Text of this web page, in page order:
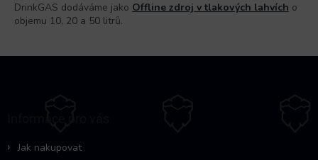
DrinkGAS dodáváme jako Offline zdroj v tlakových lahvích o
objemu 10, 20 a 50 litrů.
Jak nakupovat